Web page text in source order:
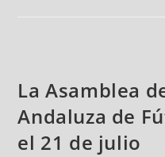
La Asamblea
Andaluza de
el 21 de julio